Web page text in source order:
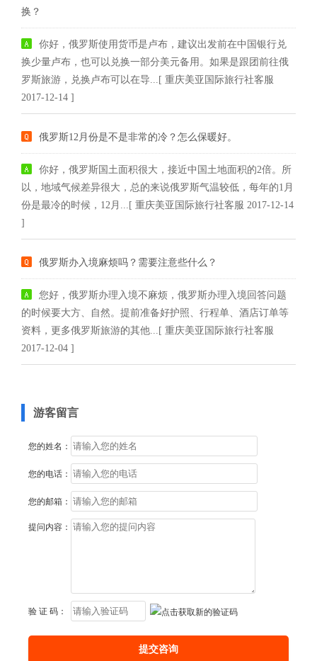
换？
你好，俄罗斯使用货币是卢布，建议出发前在中国银行兑
换少量卢布，也可以兑换一部分美元备用。如果是跟团前往俄
罗斯旅游，兑换卢布可以在导...[ 重庆美亚国际旅行社客服
2017-12-14 ]
俄罗斯12月份是不是非常的冷？怎么保暖好。
你好，俄罗斯国土面积很大，接近中国土地面积的2倍。所
以，地域气候差异很大，总的来说俄罗斯气温较低，每年的1月
份是最冷的时候，12月...[ 重庆美亚国际旅行社客服 2017-12-14
]
俄罗斯办入境麻烦吗？需要注意些什么？
您好，俄罗斯办理入境不麻烦，俄罗斯办理入境回答问题
的时候要大方、自然。提前准备好护照、行程单、酒店订单等
资料，更多俄罗斯旅游的其他...[ 重庆美亚国际旅行社客服
2017-12-04 ]
游客留言
您的姓名：
您的电话：
您的邮箱：
提问内容：
验 证 码：
提交咨询